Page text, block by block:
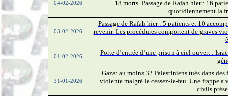
04-02-2026
18 morts. Passage de Rafah hier : 16
quotidiennement la
03-02-2026
Passage de Rafah hier : 5 patients et 10
revenir. Les procédures comportent de graves
01-02-2026
Porte d’entrée d’une prison à ciel ouvert :
31-01-2026
Gaza: au moins 32 Palestiniens tués dans
violente malgré le cessez-le-feu. Une frappe
civils